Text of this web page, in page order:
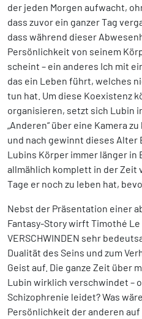
der jeden Morgen aufwacht,
dass zuvor ein ganzer Tag
dass während dieser
Persönlichkeit von seinem
scheint – ein anderes Ich mit
das ein Leben führt, welches
tun hat. Um diese Koexistenz
organisieren, setzt sich Lubin
„Anderen“ über eine Kamera
und nach gewinnt dieses Alter
Lubins Körper immer länger in
allmählich komplett in der Zeit
Tage er noch zu leben hat,
Nebst der Präsentation einer
Fantasy-Story wirft Timothé Le
VERSCHWINDEN sehr
Dualität des Seins und zum
Geist auf. Die ganze Zeit über
Lubin wirklich verschwindet –
Schizophrenie leidet? Was
Persönlichkeit der anderen